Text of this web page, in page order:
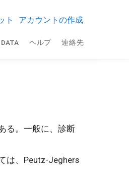
ト アカウントの作成
ヘルプ 連絡先
る。一般に、診断
は、Peutz-Jeghers